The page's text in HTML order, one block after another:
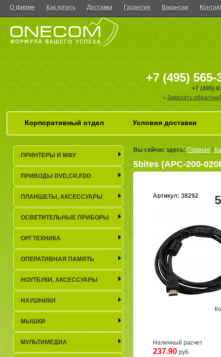
О фирме Как купить Доставка Гарантия Вакансии
+7 (495) 565-
+7 (495)
Заказать
Корпоративный отдел Условия доставки
Вы сейчас здесь: Главная /
5bites (APC-200-
Артикул: 38292
Наличный расчет
237.90 руб.
ПРИНТЕРЫ И МФУ
ПРИВОДЫ DVD,CR,FDD
ПЛАНШЕТЫ, АКСЕСCУАРЫ
ОСВЕТИТЕЛЬНЫЕ ПРИБОРЫ
ОРГТЕХНИКА
ОПЕРАТИВНАЯ ПАМЯТЬ
НОУТБУКИ, АКСЕСCУАРЫ
НАУШНИКИ
МЫШКИ
МУЛЬТИМЕДИА